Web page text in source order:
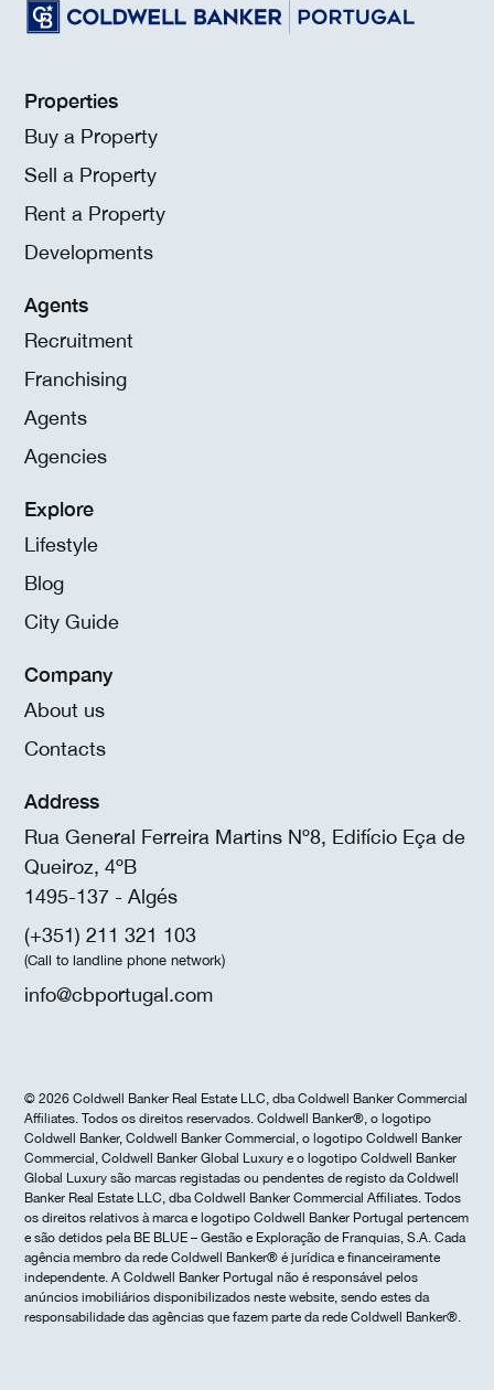
Properties
Buy a Property
Sell a Property
Rent a Property
Developments
Agents
Recruitment
Franchising
Agents
Agencies
Explore
Lifestyle
Blog
City Guide
Company
About us
Contacts
Address
Rua General Ferreira Martins Nº8, Edifício Eça de
Queiroz, 4ºB
1495-137 - Algés
(+351) 211 321 103
(Call to landline phone network)
info@cbportugal.com
© 2026 Coldwell Banker Real Estate LLC, dba Coldwell Banker Commercial
Affiliates. Todos os direitos reservados. Coldwell Banker®, o logotipo
Coldwell Banker, Coldwell Banker Commercial, o logotipo Coldwell Banker
Commercial, Coldwell Banker Global Luxury e o logotipo Coldwell Banker
Global Luxury são marcas registadas ou pendentes de registo da Coldwell
Banker Real Estate LLC, dba Coldwell Banker Commercial Affiliates. Todos
os direitos relativos à marca e logotipo Coldwell Banker Portugal pertencem
e são detidos pela BE BLUE – Gestão e Exploração de Franquias, S.A. Cada
agência membro da rede Coldwell Banker® é jurídica e financeiramente
independente. A Coldwell Banker Portugal não é responsável pelos
anúncios imobiliários disponibilizados neste website, sendo estes da
responsabilidade das agências que fazem parte da rede Coldwell Banker®.